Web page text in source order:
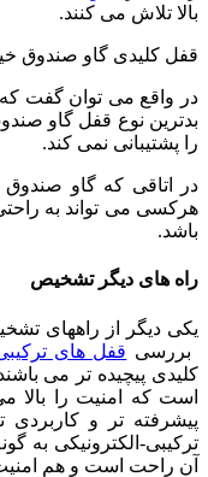
بالا تلاش می کنند.
قفل کلیدی گاو صندوق
در واقع می توان گفت
بدترین نوع قفل گاو
را پشتیبانی نمی کند.
در اتاقی که گاو
هرکسی می تواند به
باشد.
راه های دیگر تشخیص
یکی دیگر از راههای
بررسی قفل های
کلیدی پیچیده تر می
است که امنیت را بالا
پیشرفته تر و
ترکیبی-الکترونیکی به
آن راحت است و هم امنیت